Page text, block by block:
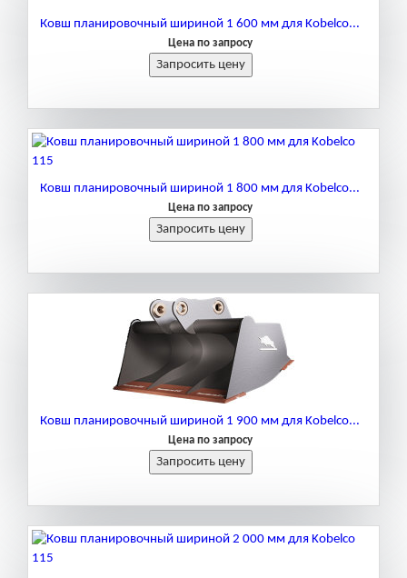
Ковш планировочный шириной 1 600 мм для Kobelco...
Цена по запросу
Ковш планировочный шириной 1 800 мм для Kobelco...
Цена по запросу
Ковш планировочный шириной 1 900 мм для Kobelco...
Цена по запросу